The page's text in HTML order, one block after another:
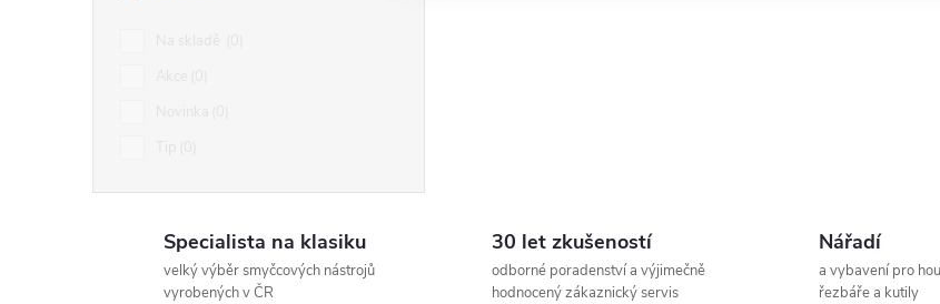
Specialista na klasiku
velký výběr smyčcových nástrojů
vyrobených v ČR
30 let zkušeností
odborné poradenství a výjimečně
hodnocený zákaznický servis
Nářadí
a vybavení pro
řezbáře a kutily